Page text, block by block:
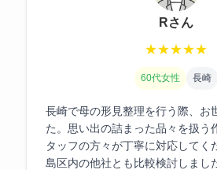
Rさん
★★★★★
60代女性 長崎
長崎で母の形見整理を行う際、お
た。思い出の詰まった品々を扱う
タッフの方々が丁寧に対応してく
島区内の他社とも比較検討しまし